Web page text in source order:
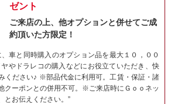
ゼント
ご来店の上、他オプションと併せてご成
約頂いた方限定！
車と同時購入のオプション品を最大１０，００
やドラレコの購入などにお役立ていただき、快
ください♪ ※部品代金に利用可。工賃・保証・諸
クーポンとの併用不可。※ご来店時にＧｏｏネッ
とお伝えください。”